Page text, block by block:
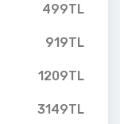
499TL
919TL
1209TL
3149TL